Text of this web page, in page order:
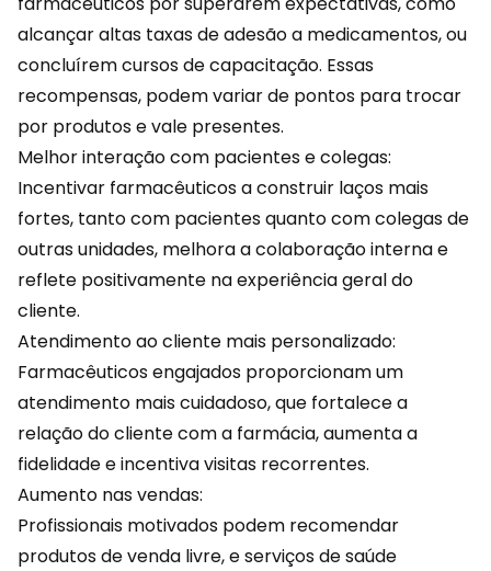
alcançar altas taxas de adesão a medicamentos, ou
concluírem cursos de capacitação. Essas
recompensas, podem variar de pontos para trocar
por produtos e vale presentes.
Melhor interação com pacientes e colegas:
Incentivar farmacêuticos a construir laços mais
fortes, tanto com pacientes quanto com colegas de
outras unidades, melhora a colaboração interna e
reflete positivamente naexperiênciageral do
cliente.
Atendimento ao cliente mais personalizado:
Farmacêuticos engajados proporcionam um
atendimento mais cuidadoso, que fortalece a
relação do cliente com a farmácia, aumenta a
fidelidade e incentiva visitas recorrentes.
Aumento nas vendas:
Profissionais motivados podem recomendar
produtos de venda livre, e serviços de saúde